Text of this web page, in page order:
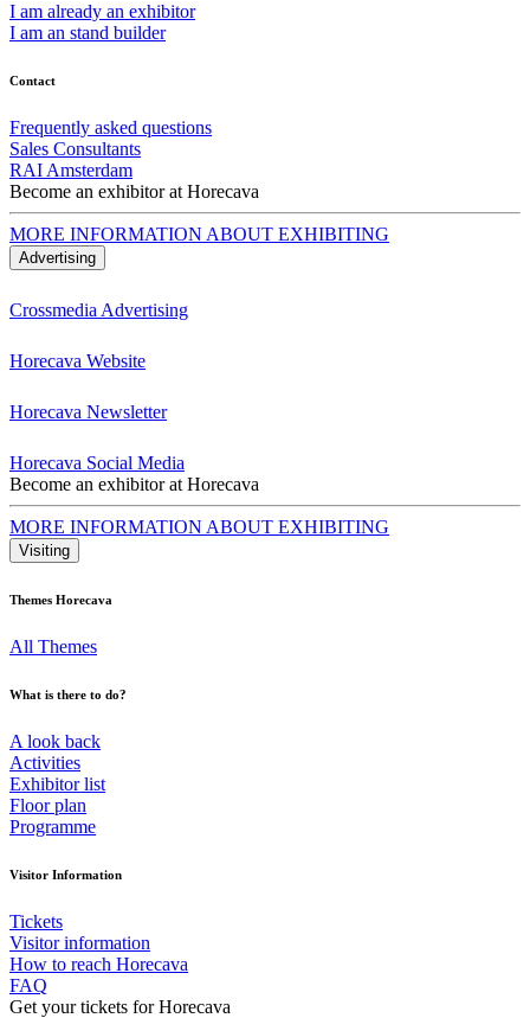
I am already an exhibitor
I am an stand builder
Contact
Frequently asked questions
Sales Consultants
RAI Amsterdam
Become an exhibitor at Horecava
MORE INFORMATION ABOUT EXHIBITING
Advertising
Crossmedia Advertising
Horecava Website
Horecava Newsletter
Horecava Social Media
Become an exhibitor at Horecava
MORE INFORMATION ABOUT EXHIBITING
Visiting
Themes Horecava
All Themes
What is there to do?
A look back
Activities
Exhibitor list
Floor plan
Programme
Visitor Information
Tickets
Visitor information
How to reach Horecava
FAQ
Get your tickets for Horecava